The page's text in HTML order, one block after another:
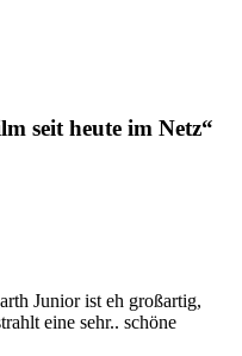
seit heute im Netz“
Junior ist eh großartig,
eine sehr.. schöne